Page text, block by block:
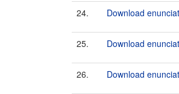
24. Download
25. Download
26. Download